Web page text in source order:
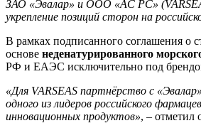
ЗАО «Эвалар» и ООО «АС РС»
укрепление позиций сторон на
В рамках подписанного соглашения о
основе неденатурированного
РФ и ЕАЭС исключительно под
«Для VARSEAS партнёрство с «Эвалар»
одного из лидеров российского
инновационных продуктов», – отметил